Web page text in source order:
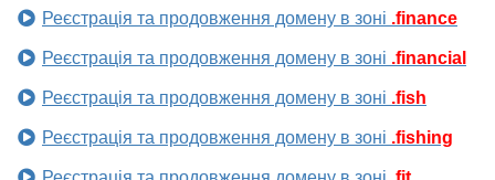
Реєстрація та продовження домену в зоні .finance
Реєстрація та продовження домену в зоні .financial
Реєстрація та продовження домену в зоні .fish
Реєстрація та продовження домену в зоні .fishing